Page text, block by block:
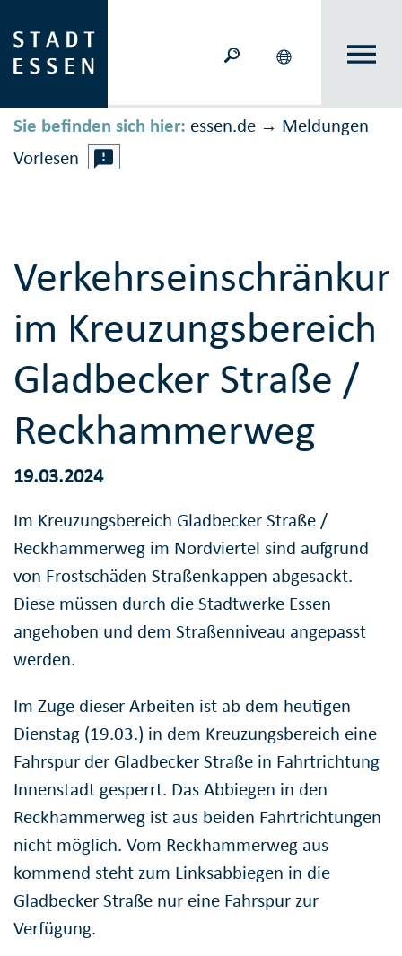
Sie befinden sich hier: essen.de → Meldungen
Vorlesen
im Kreuzungsbereich
Gladbecker Straße /
Reckhammerweg
19.03.2024
Im Kreuzungsbereich Gladbecker Straße /
Reckhammerweg im Nordviertel sind aufgrund
von Frostschäden Straßenkappen abgesackt.
Diese müssen durch die Stadtwerke Essen
angehoben und dem Straßenniveau angepasst
werden.
Im Zuge dieser Arbeiten ist ab dem heutigen
Dienstag (19.03.) in dem Kreuzungsbereich eine
Fahrspur der Gladbecker Straße in Fahrtrichtung
Innenstadt gesperrt. Das Abbiegen in den
Reckhammerweg ist aus beiden Fahrtrichtungen
nicht möglich. Vom Reckhammerweg aus
kommend steht zum Linksabbiegen in die
Gladbecker Straße nur eine Fahrspur zur
Verfügung.